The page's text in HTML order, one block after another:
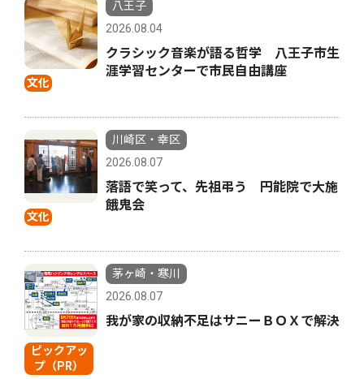
文化
八王子
2026.08.04
クラシック音楽が語る哲学 八王子市生
涯学習センターで市民自由講座
文化
川崎区・幸区
2026.08.07
落語で笑って、先祖弔う 円能院で大施
餓鬼会
ピックアッ
プ（PR）
茅ヶ崎・寒川
2026.08.07
我が家の収納不足はサニーＢＯＸで解決